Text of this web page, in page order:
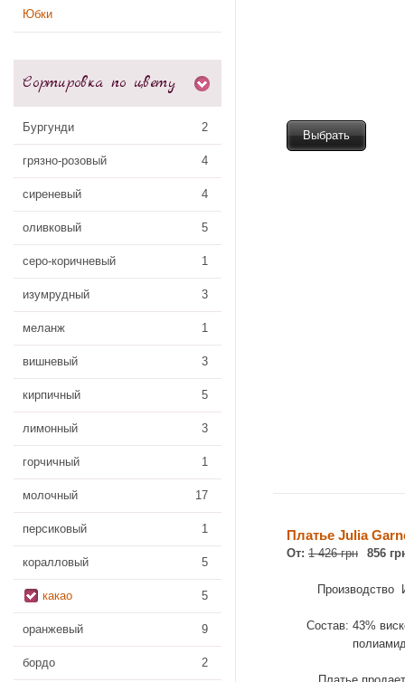
Юбки
Сортировка по цвету
Бургунди 2
грязно-розовый 4
сиреневый 4
оливковый 5
серо-коричневый 1
изумрудный 3
меланж 1
вишневый 3
кирпичный 5
лимонный 3
горчичный 1
молочный 17
персиковый 1
коралловый 5
какао 5
оранжевый 9
бордо 2
Выбрать
Платье Julia
От: 1 426 грн 856
Производство
Состав: 43%